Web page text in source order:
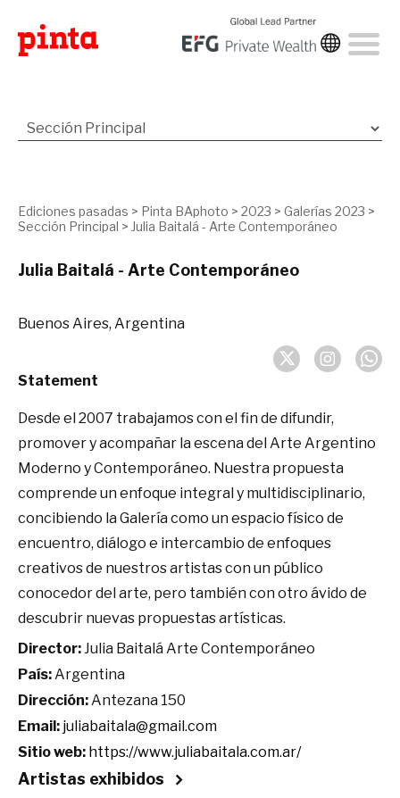
Ediciones pasadas > Pinta BAphoto > 2023 > Galerías 2023 >
Sección Principal > Julia Baitalá - Arte Contemporáneo
Julia Baitalá - Arte Contemporáneo
Buenos Aires, Argentina
Statement
Desde el 2007 trabajamos con el fin de difundir,
promover y acompañar la escena del Arte Argentino
Moderno y Contemporáneo. Nuestra propuesta
comprende un enfoque integral y multidisciplinario,
concibiendo la Galería como un espacio físico de
encuentro, diálogo e intercambio de enfoques
creativos de nuestros artistas con un público
conocedor del arte, pero también con otro ávido de
descubrir nuevas propuestas artísticas.
Director:Julia Baitalá Arte Contemporáneo
País:Argentina
Dirección:Antezana 150
Email: juliabaitala@gmail.com
Sitio web: https://www.juliabaitala.com.ar/
Artistas exhibidos